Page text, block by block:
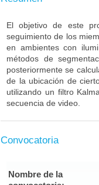
El objetivo de este
seguimiento de los
en ambientes con
métodos de
posteriormente se
de la ubicación de
utilizando un filtro
secuencia de video.
Convocatoria
Nombre de la